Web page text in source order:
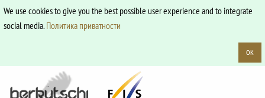
We use cookies to give you the best possible user experience and to integrate
social media.Политика приватности
OK